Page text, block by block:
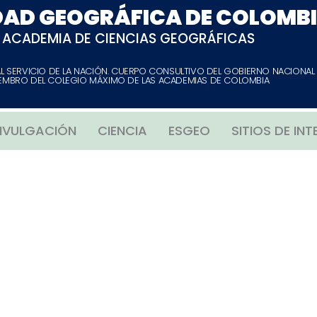
GEOGRÁFICA DE
ACADEMIA DE CIENCIAS GEOGRÁFICAS
SERVICIO DE LA NACIÓN. CUERPO CONSULTIVO DEL GOBIERNO NACIONAL
DEL COLEGIO MÁXIMO DE LAS ACADEMIAS DE COLOMBIA
CIENCIA ESGEO SITIOS DE